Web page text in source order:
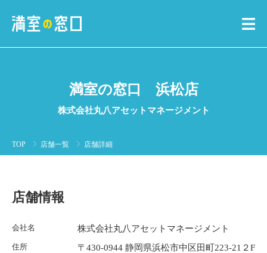
満室の窓口 浜松店
株式会社丸八アセットマネージメント
TOP 店舗一覧 店舗詳細
店舗情報
会社名 株式会社丸八アセットマネージメント
住所 〒430-0944 静岡県浜松市中区田町223-21２F